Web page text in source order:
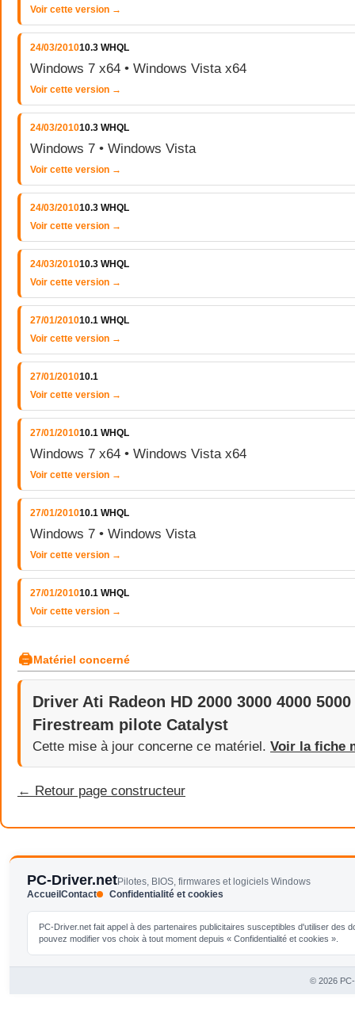
Voir cette version →
24/03/201010.3 WHQL
Windows 7 x64 • Windows Vista x64
Voir cette version →
24/03/201010.3 WHQL
Windows 7 • Windows Vista
Voir cette version →
24/03/201010.3 WHQL
Voir cette version →
24/03/201010.3 WHQL
Voir cette version →
27/01/201010.1 WHQL
Voir cette version →
27/01/201010.1
Voir cette version →
27/01/201010.1 WHQL
Windows 7 x64 • Windows Vista x64
Voir cette version →
27/01/201010.1 WHQL
Windows 7 • Windows Vista
Voir cette version →
27/01/201010.1 WHQL
Voir cette version →
🖨Matériel concerné
Driver Ati Radeon HD 2000 3000 4000 5000
Firestream pilote Catalyst
Cette mise à jour concerne ce matériel. Voir la fiche
← Retour page constructeur
PC-Driver.netPilotes, BIOS, firmwares et logiciels Windows
Accueil Contact Confidentialité et cookies
PC-Driver.net fait appel à des partenaires publicitaires susceptibles d'utiliser
pouvez modifier vos choix à tout moment depuis « Confidentialité et cookies ».
© 2026